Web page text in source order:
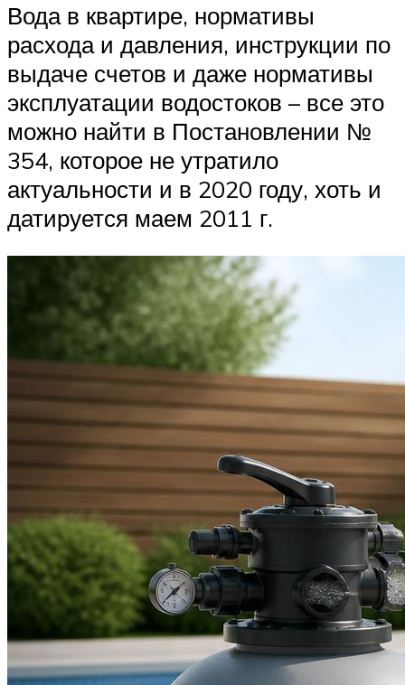
Вода в квартире, нормативы
расхода и давления, инструкции по
выдаче счетов и даже нормативы
эксплуатации водостоков – все это
можно найти в Постановлении №
354, которое не утратило
актуальности и в 2020 году, хоть и
датируется маем 2011 г.